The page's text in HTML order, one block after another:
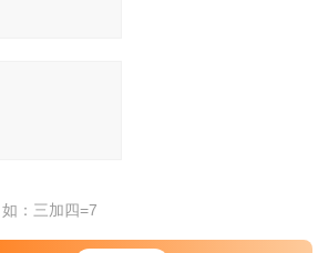
：三加四=7